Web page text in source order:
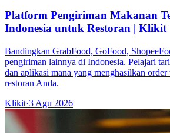
Platform Pengiriman Makanan
Indonesia untuk Restoran | Klikit
Bandingkan GrabFood, GoFood,
pengiriman lainnya di Indonesia. Pelajari
dan aplikasi mana yang menghasilkan
restoran Anda.
Klikit·3 Agu 2026